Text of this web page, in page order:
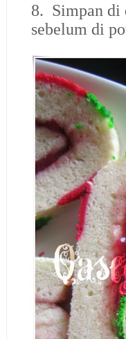
8. Simpan di
sebelum di